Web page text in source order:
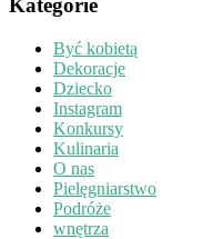
Kategorie
Być kobietą
Dekoracje
Dziecko
Instagram
Konkursy
Kulinaria
O nas
Pielęgniarstwo
Podróże
wnętrza